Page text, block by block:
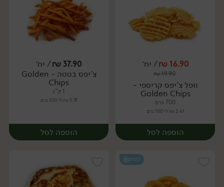
יח׳ יח׳
16.90
₪/ יח׳
19.90
₪
וופל צ'יפס קריספי -
Golden Chips
700 גרם
2.41 ₪ ל-100 גרם
הוספה לסל
37.90
₪/ יח׳
צ'יפס בטטה - Golden
Chips
1 ק"ג
3.79 ₪ ל-100 גרם
הוספה לסל
קפוא